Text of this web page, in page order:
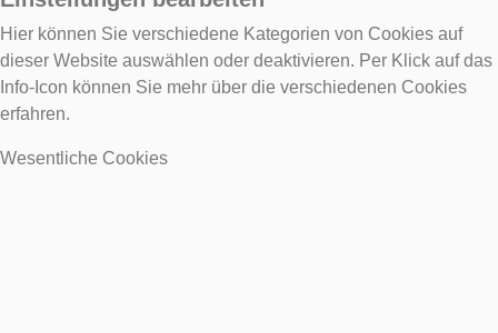
Hier können Sie verschiedene Kategorien von Cookies auf
dieser Website auswählen oder deaktivieren. Per Klick auf das
Info-Icon können Sie mehr über die verschiedenen Cookies
erfahren.
Wesentliche Cookies